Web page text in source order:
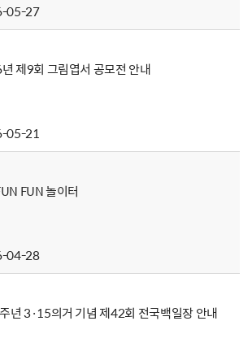
05-27
2026년 제9회 그림엽서 공모전 안내
05-21
FUN 놀이터
04-28
년 3·15의거 기념 제42회 전국백일장 안내